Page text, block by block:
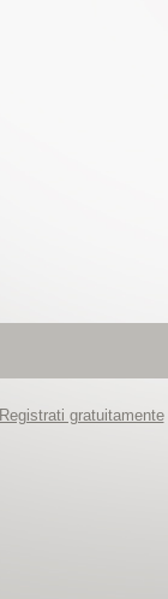
Registrati gratuitamente|